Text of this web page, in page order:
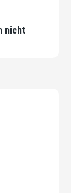
nicht